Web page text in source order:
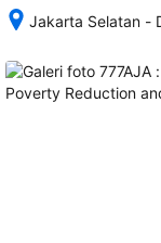
Jakarta Selatan -
memesan,
semua
rincian